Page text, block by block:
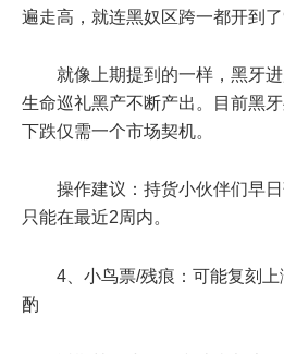
遍走高，就连黑奴区跨一都开到了
就像上期提到的一样，黑牙
生命巡礼黑产不断产出。目前黑
下跌仅需一个市场契机。
操作建议：持货小伙伴们早
只能在最近2周内。
4、小鸟票/残痕：可能复刻
酌